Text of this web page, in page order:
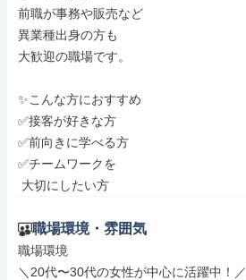
前職が事務や販売など
異業種出身の方も
大歓迎の職場です。
✨こんな方におすすめ
✅接客が好きな方
✅前向きに学べる方
✅チームワークを
大切にしたい方
職場環境・雰囲気
職場環境
＼20代〜30代の女性が中心に活躍中！／